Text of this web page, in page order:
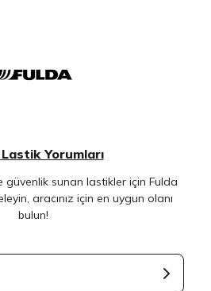
Yorumları
güvenlik sunan lastikler için Fulda
aracınız için en uygun olanı
bulun!